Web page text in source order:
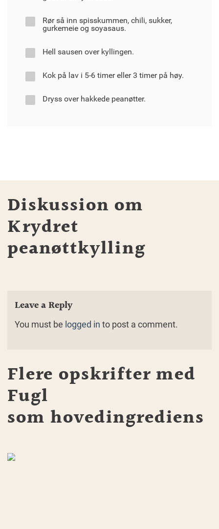
Rør så inn spisskummen, chili, sukker,
gurkemeie og soyasaus.
Hell sausen over kyllingen.
Kok på lav i 5-6 timer eller 3 timer på høy.
Dryss over hakkede peanøtter.
Diskussion om
Krydret
peanøttkylling
Leave a Reply
You must be logged in to post a comment.
Flere opskrifter med
Fugl
som hovedingrediens